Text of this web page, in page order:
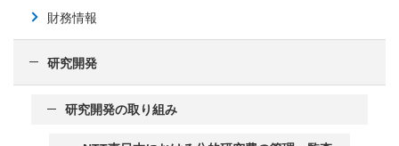
財務情報
研究開発
研究開発の取り組み